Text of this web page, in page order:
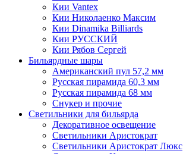
Кии Vantex
Кии Николаенко Максим
Кии Dinamika Billiards
Кии РУССКИЙ
Кии Рябов Сергей
Бильярдные шары
Американский пул 57,2 мм
Русская пирамида 60,3 мм
Русская пирамида 68 мм
Снукер и прочие
Светильники для бильярда
Декоративное освещение
Светильники Аристократ
Светильники Аристократ Люкс